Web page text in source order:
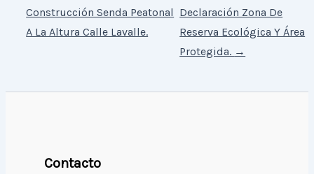
Construcción Senda Peatonal
A La Altura Calle Lavalle.
Declaración Zona De
Reserva Ecológica Y Área
Protegida. →
Contacto